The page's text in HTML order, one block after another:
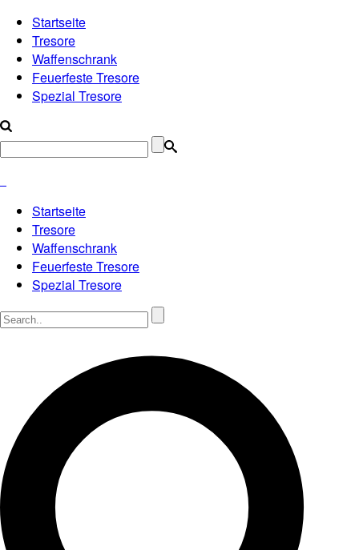
Startseite
Tresore
Waffenschrank
Feuerfeste Tresore
Spezial Tresore
Startseite
Tresore
Waffenschrank
Feuerfeste Tresore
Spezial Tresore